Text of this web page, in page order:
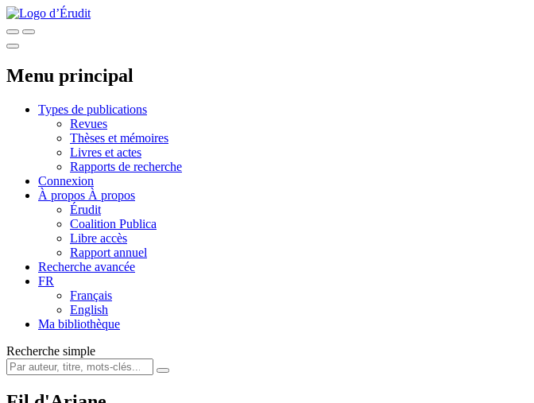
Menu principal
Types de publications
Revues
Thèses et mémoires
Livres et actes
Rapports de recherche
Connexion
À propos À propos
Érudit
Coalition Publica
Libre accès
Rapport annuel
Recherche avancée
FR
Français
English
Ma bibliothèque
Recherche simple